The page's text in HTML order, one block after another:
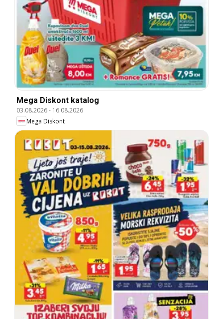
Mega Diskont katalog
03.08.2026- 16.08.2026
Mega Diskont